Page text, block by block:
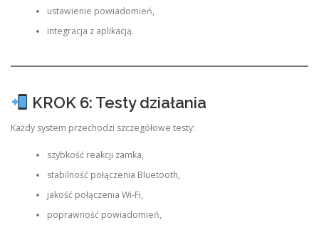
ustawienie powiadomień,
integracja z aplikacją.
KROK 6: Testy działania
Każdy system przechodzi szczegółowe testy:
szybkość reakcji zamka,
stabilność połączenia Bluetooth,
jakość połączenia Wi-Fi,
poprawność powiadomień,